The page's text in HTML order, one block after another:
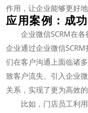
作用，让企业能够更好
应用案例：成
企业微信SCRM在
企业通过企业微信
们在客户沟通上面临诸
致客户流失。引入企业
关系，实现了更为高效的
比如，门店员工利